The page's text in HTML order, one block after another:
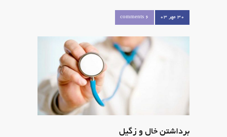
۳۰ مهر ۰۳ 6 comments
برداشتن خال و زگیل